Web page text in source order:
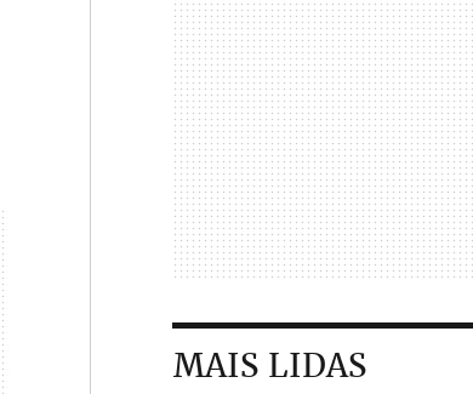
MAIS LIDAS